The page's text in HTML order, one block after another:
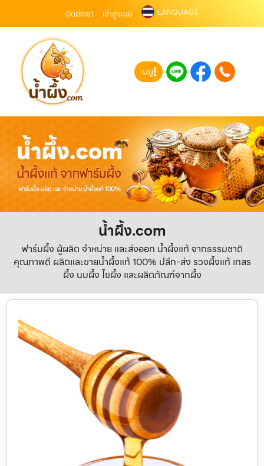
ติดต่อเรา เข้าสู่ระบบ LANGUAGE
เมนู
น้ำผึ้ง.com
ฟาร์มผึ้ง ผู้ผลิต จำหน่าย และส่งออก น้ำผึ้งแท้ จากธรรมชาติ
คุณภาพดี ผลิตและขายน้ำผึ้งแท้ 100% ปลีก-ส่ง รวงผึ้งแท้ เกสร
ผึ้ง นมผึ้ง ไขผึ้ง และผลิตภัณฑ์จากผึ้ง